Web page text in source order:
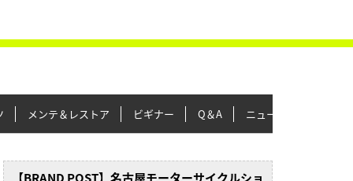
メンテ＆レストア ビギナー Q＆A ニュース＆トピックス
【BRAND POST】名古屋モーターサイクルショ